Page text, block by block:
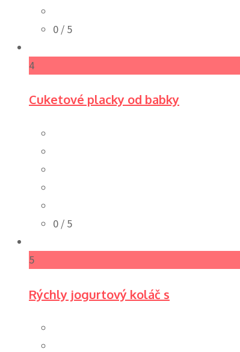
0 / 5
4
Cuketové placky od babky
0 / 5
5
Rýchly jogurtový koláč s